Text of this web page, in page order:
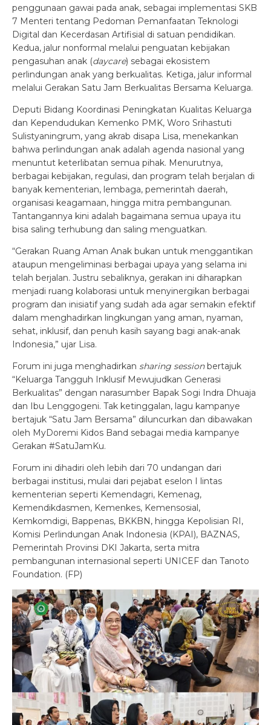
penggunaan gawai pada anak, sebagai implementasi SKB
7 Menteri tentang Pedoman Pemanfaatan Teknologi
Digital dan Kecerdasan Artifisial di satuan pendidikan.
Kedua, jalur nonformal melalui penguatan kebijakan
pengasuhan anak (daycare) sebagai ekosistem
perlindungan anak yang berkualitas. Ketiga, jalur informal
melalui Gerakan Satu Jam Berkualitas Bersama Keluarga.
Deputi Bidang Koordinasi Peningkatan Kualitas Keluarga
dan Kependudukan Kemenko PMK, Woro Srihastuti
Sulistyaningrum, yang akrab disapa Lisa, menekankan
bahwa perlindungan anak adalah agenda nasional yang
menuntut keterlibatan semua pihak. Menurutnya,
berbagai kebijakan, regulasi, dan program telah berjalan di
banyak kementerian, lembaga, pemerintah daerah,
organisasi keagamaan, hingga mitra pembangunan.
Tantangannya kini adalah bagaimana semua upaya itu
bisa saling terhubung dan saling menguatkan.
“Gerakan Ruang Aman Anak bukan untuk menggantikan
ataupun mengeliminasi berbagai upaya yang selama ini
telah berjalan. Justru sebaliknya, gerakan ini diharapkan
menjadi ruang kolaborasi untuk menyinergikan berbagai
program dan inisiatif yang sudah ada agar semakin efektif
dalam menghadirkan lingkungan yang aman, nyaman,
sehat, inklusif, dan penuh kasih sayang bagi anak-anak
Indonesia,” ujar Lisa.
Forum ini juga menghadirkan sharing sessionbertajuk
“Keluarga Tangguh Inklusif Mewujudkan Generasi
Berkualitas” dengan narasumber Bapak Sogi Indra Dhuaja
dan Ibu Lenggogeni. Tak ketinggalan, lagu kampanye
bertajuk “Satu Jam Bersama” diluncurkan dan dibawakan
oleh MyDoremi Kidos Band sebagai media kampanye
Gerakan #SatuJamKu.
Forum ini dihadiri oleh lebih dari 70 undangan dari
berbagai institusi, mulai dari pejabat eselon I lintas
kementerian seperti Kemendagri, Kemenag,
Kemendikdasmen, Kemenkes, Kemensosial,
Kemkomdigi, Bappenas, BKKBN, hingga Kepolisian RI,
Komisi Perlindungan Anak Indonesia (KPAI), BAZNAS,
Pemerintah Provinsi DKI Jakarta, serta mitra
pembangunan internasional seperti UNICEF dan Tanoto
Foundation. (FP)